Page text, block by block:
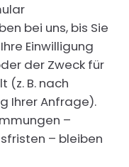
bei uns, bis Sie
Einwilligung
der Zweck für
(z. B. nach
Ihrer Anfrage).
–
– bleiben